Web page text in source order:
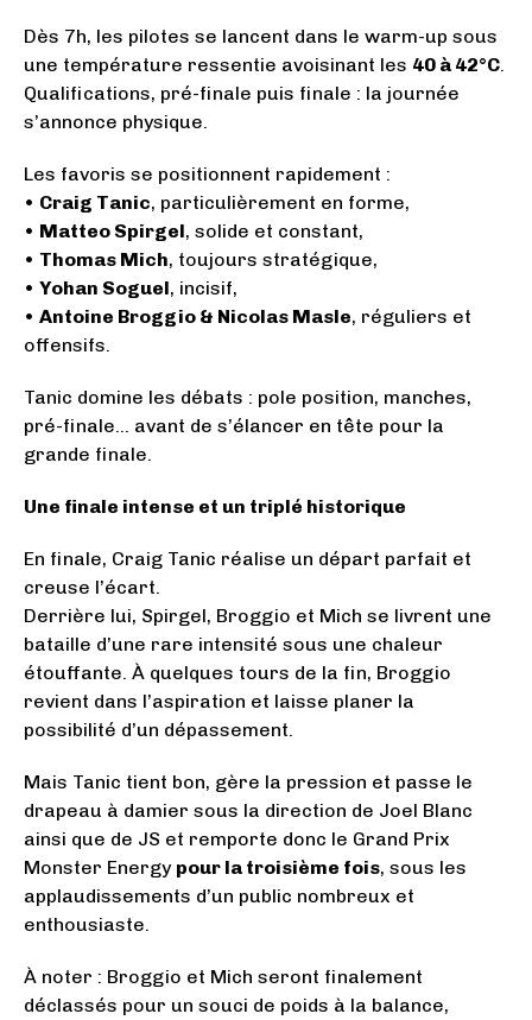
Dès 7h, les pilotes se lancent dans le warm-up sous
une température ressentie avoisinant les 40 à 42°C.
Qualifications, pré-finale puis finale : la journée
s’annonce physique.
Les favoris se positionnent rapidement :
• Craig Tanic, particulièrement en forme,
• Matteo Spirgel, solide et constant,
• Thomas Mich, toujours stratégique,
• Yohan Soguel, incisif,
• Antoine Broggio & Nicolas Masle, réguliers et
offensifs.
Tanic domine les débats : pole position, manches,
pré-finale… avant de s’élancer en tête pour la
grande finale.
Une finale intense et un triplé historique
En finale, Craig Tanic réalise un départ parfait et
creuse l’écart.
Derrière lui, Spirgel, Broggio et Mich se livrent une
bataille d’une rare intensité sous une chaleur
étouffante. À quelques tours de la fin, Broggio
revient dans l’aspiration et laisse planer la
possibilité d’un dépassement.
Mais Tanic tient bon, gère la pression et passe le
drapeau à damier sous la direction de Joel Blanc
ainsi que de JS et remporte donc le Grand Prix
Monster Energy pour la troisième fois, sous les
applaudissements d’un public nombreux et
enthousiaste.
À noter : Broggio et Mich seront finalement
déclassés pour un souci de poids à la balance,